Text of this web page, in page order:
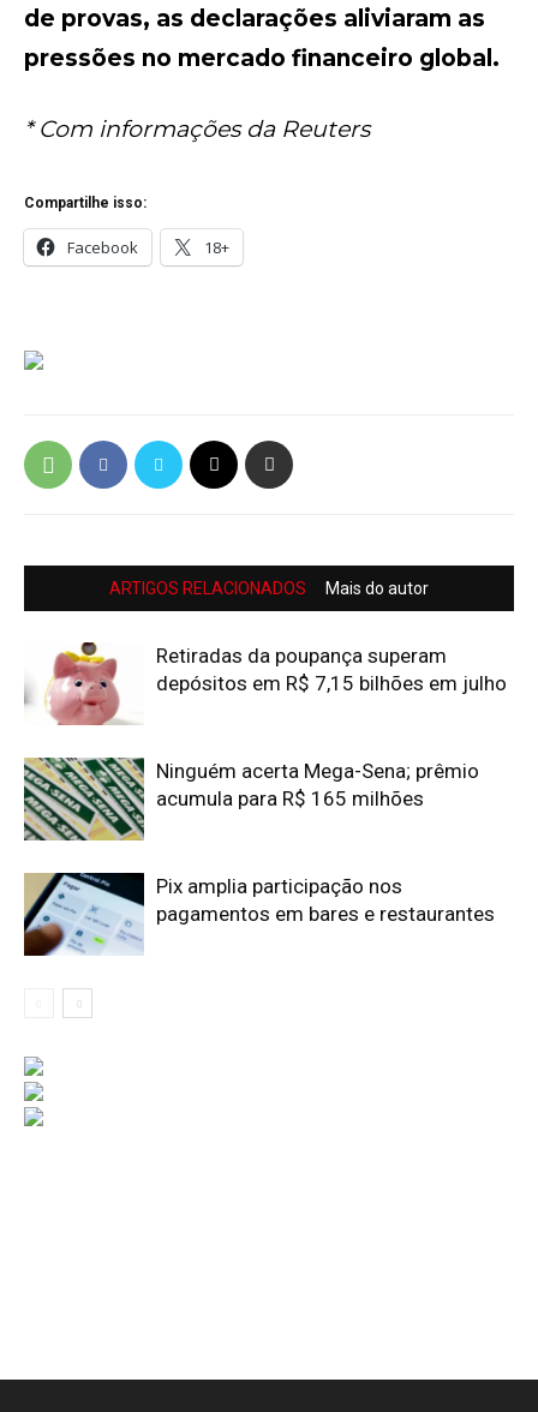
de provas, as declarações aliviaram as
pressões no mercado financeiro global.
* Com informações da Reuters
Compartilhe isso:
Facebook 18+
ARTIGOS RELACIONADOS Mais do autor
Retiradas da poupança superam
depósitos em R$ 7,15 bilhões em julho
Ninguém acerta Mega-Sena; prêmio
acumula para R$ 165 milhões
Pix amplia participação nos
pagamentos em bares e restaurantes